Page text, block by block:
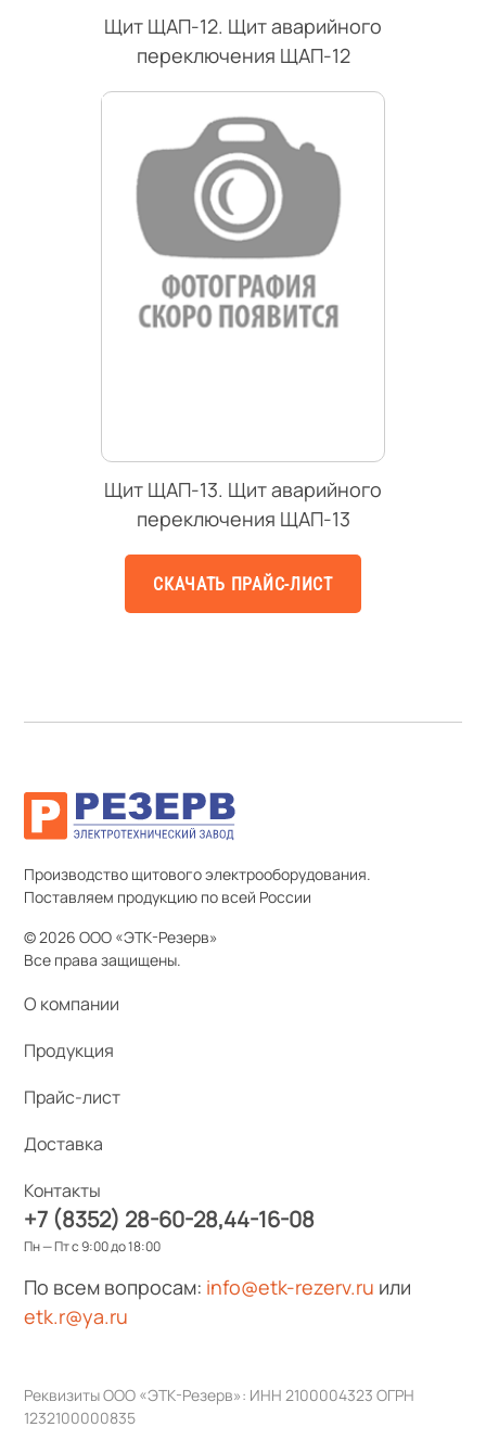
Щит ЩАП-12. Щит аварийного
переключения ЩАП-12
Щит ЩАП-13. Щит аварийного
переключения ЩАП-13
СКАЧАТЬ ПРАЙС-ЛИСТ
Производство щитового электрооборудования.
Поставляем продукцию по всей России
© 2026 ООО «ЭТК-Резерв»
Все права защищены.
О компании
Продукция
Прайс-лист
Доставка
Контакты
+7 (8352) 28-60-28 44-16-08
Пн — Пт с 9:00 до 18:00
По всем вопросам: info@etk-rezerv.ru или
etk.r@ya.ru
Реквизиты ООО «ЭТК-Резерв»: ИНН 2100004323 ОГРН
1232100000835